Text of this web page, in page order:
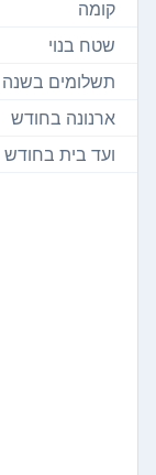
קומה
שטח בנוי
תשלומים בשנה
ארנונה בחודש
ועד בית בחודש